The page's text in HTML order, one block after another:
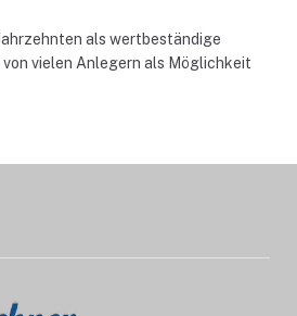
als wertbeständige
vielen Anlegern als Möglichkeit